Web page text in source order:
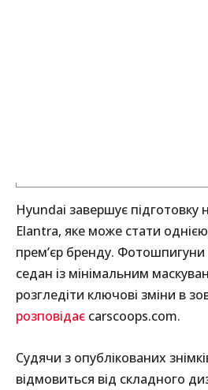
Hyundai завершує підготовку
Elantra, яке може стати
прем’єр бренду. Фотошпигуни
седан із мінімальним
розгледіти ключові зміни в
розповідає carscoops.com.
Судячи з опублікованих
відмовиться від складного